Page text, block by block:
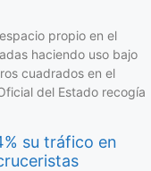
propio en el
haciendo uso bajo
cuadrados en el
del Estado recogía
su tráfico en